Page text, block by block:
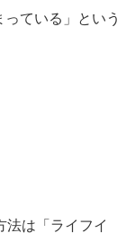
っている」という
法は「ライフイ